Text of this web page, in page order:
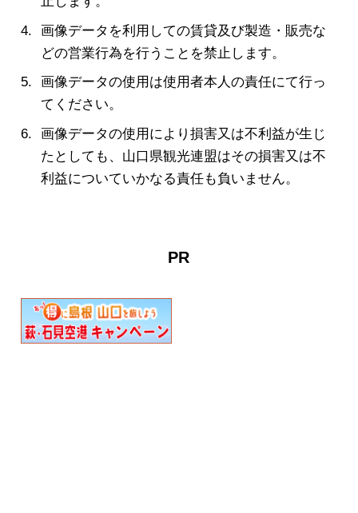
画像データを利用しての賃貸及び製造・販売な
どの営業行為を行うことを禁止します。
画像データの使用は使用者本人の責任にて行っ
てください。
画像データの使用により損害又は不利益が生じ
たとしても、山口県観光連盟はその損害又は不
利益についていかなる責任も負いません。
PR